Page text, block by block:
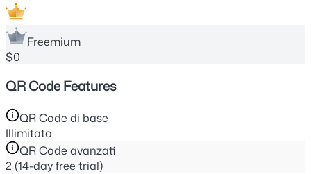
Freemium
$0
QR Code Features
QR Code di base
Illimitato
QR Code avanzati
2 (14-day free trial)